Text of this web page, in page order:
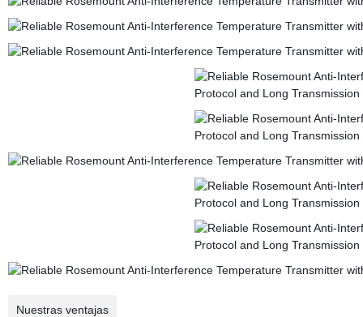
Nuestras ventajas